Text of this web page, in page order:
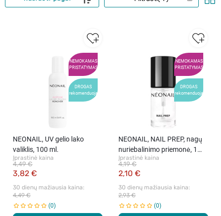
NEMOKAMAS
PRISTATYMAS
DROGAS
rekomenduoja
NEONAIL, UV gelio lako
valiklis, 100 ml.
Įprastinė kaina
3,82 €
4,49 €
30 dienų mažiausia kaina:
4,49 €
0
NEMOKAMAS
PRISTATYMAS
DROGAS
rekomenduoja
NEONAIL, NAIL PREP, nagų
nuriebalinimo priemonė, 1
vnt.
Įprastinė kaina
2,10 €
4,19 €
30 dienų mažiausia kaina:
2,93 €
0